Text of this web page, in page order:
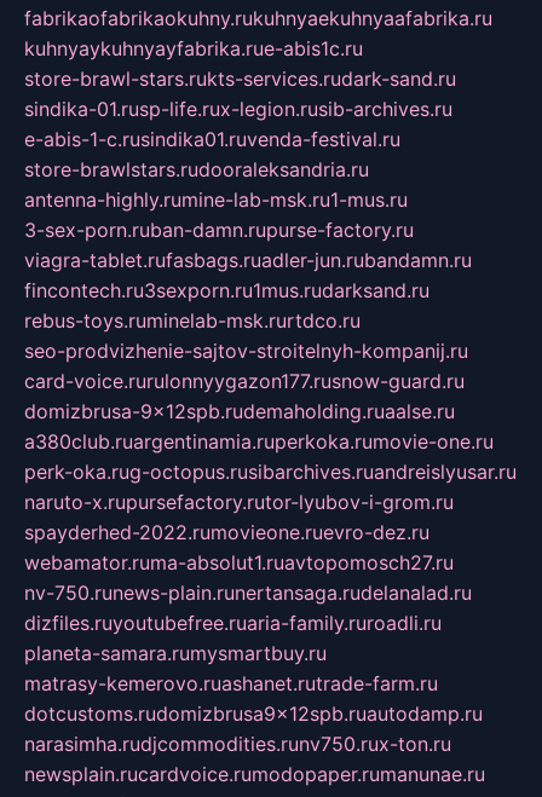
fabrikaofabrikaokuhny.rukuhnyaekuhnyaafabrika.ru
kuhnyaykuhnyayfabrika.rue-abis1c.ru
store-brawl-stars.rukts-services.rudark-sand.ru
sindika-01.rusp-life.rux-legion.rusib-archives.ru
e-abis-1-c.rusindika01.ruvenda-festival.ru
store-brawlstars.rudooraleksandria.ru
antenna-highly.rumine-lab-msk.ru1-mus.ru
3-sex-porn.ruban-damn.rupurse-factory.ru
viagra-tablet.rufasbags.ruadler-jun.rubandamn.ru
fincontech.ru3sexporn.ru1mus.rudarksand.ru
rebus-toys.ruminelab-msk.rurtdco.ru
seo-prodvizhenie-sajtov-stroitelnyh-kompanij.ru
card-voice.rurulonnyygazon177.rusnow-guard.ru
domizbrusa-9x12spb.rudemaholding.ruaalse.ru
a380club.ruargentinamia.ruperkoka.rumovie-one.ru
perk-oka.rug-octopus.rusibarchives.ruandreislyusar.ru
naruto-x.rupursefactory.rutor-lyubov-i-grom.ru
spayderhed-2022.rumovieone.ruevro-dez.ru
webamator.ruma-absolut1.ruavtopomosch27.ru
nv-750.runews-plain.runertansaga.rudelanalad.ru
dizfiles.ruyoutubefree.ruaria-family.ruroadli.ru
planeta-samara.rumysmartbuy.ru
matrasy-kemerovo.ruashanet.rutrade-farm.ru
dotcustoms.rudomizbrusa9x12spb.ruautodamp.ru
narasimha.rudjcommodities.runv750.rux-ton.ru
newsplain.rucardvoice.rumodopaper.rumanunae.ru